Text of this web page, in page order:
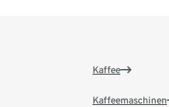
Kaffee
Kaffeemaschinen